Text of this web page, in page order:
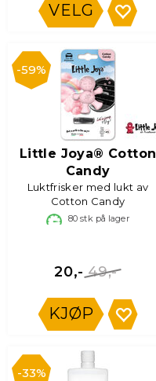
VELG
59%
Little Joya® Cotton
Candy
Luktfrisker med lukt av
Cotton Candy
80 stk på lager
49,-
20,-
KJØP
33%